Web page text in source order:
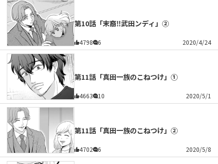
第10話「末裔‼武田ンディ」②
4798 6 2020/4/24
第11話「真田一族のこねつけ」①
4663 10 2020/5/1
第11話「真田一族のこねつけ」②
4702 6 2020/5/8